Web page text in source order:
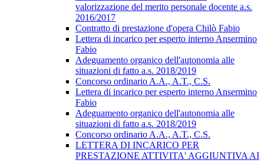
valorizzazione del merito personale docente a.s.
2016/2017
Contratto di prestazione d'opera Chilò Fabio
Lettera di incarico per esperto interno Ansermino
Fabio
Adeguamento organico dell'autonomia alle
situazioni di fatto a.s. 2018/2019
Concorso ordinario A.A., A.T., C.S.
Lettera di incarico per esperto interno Ansermino
Fabio
Adeguamento organico dell'autonomia alle
situazioni di fatto a.s. 2018/2019
Concorso ordinario A.A., A.T., C.S.
LETTERA DI INCARICO PER
PRESTAZIONE ATTIVITA' AGGIUNTIVA AI